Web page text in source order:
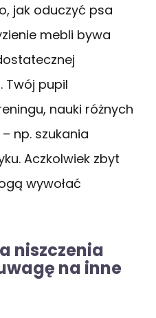
jak oduczyć psa
mebli bywa
Twój pupil
nauki różnych
np. szukania
Aczkolwiek zbyt
wywołać
niszczenia
na inne